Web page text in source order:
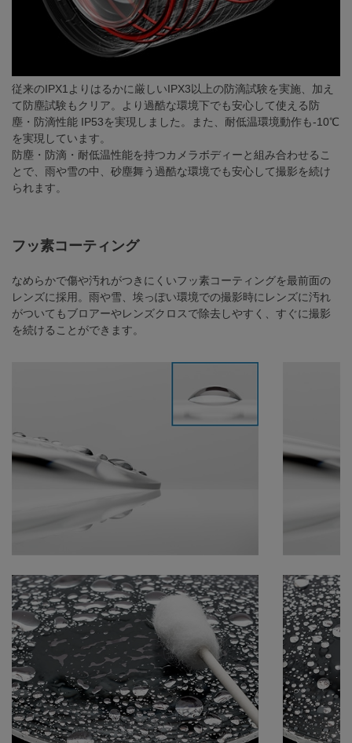
従来のIPX1よりはるかに厳しいIPX3以上の防滴試験を実施、加え
て防塵試験もクリア。より過酷な環境下でも安心して使える防
塵・防滴性能 IP53を実現しました。また、耐低温環境動作も-10℃
を実現しています。
防塵・防滴・耐低温性能を持つカメラボディーと組み合わせるこ
とで、雨や雪の中、砂塵舞う過酷な環境でも安心して撮影を続け
られます。
フッ素コーティング
なめらかで傷や汚れがつきにくいフッ素コーティングを最前面の
レンズに採用。雨や雪、埃っぽい環境での撮影時にレンズに汚れ
がついてもブロアーやレンズクロスで除去しやすく、すぐに撮影
を続けることができます。